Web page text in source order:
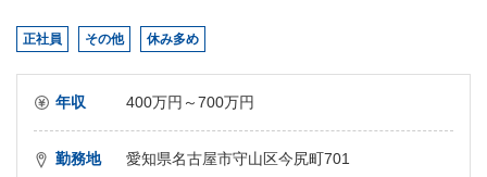
正社員 その他 休み多め
年収 400万円～700万円
勤務地 愛知県名古屋市守山区今尻町701